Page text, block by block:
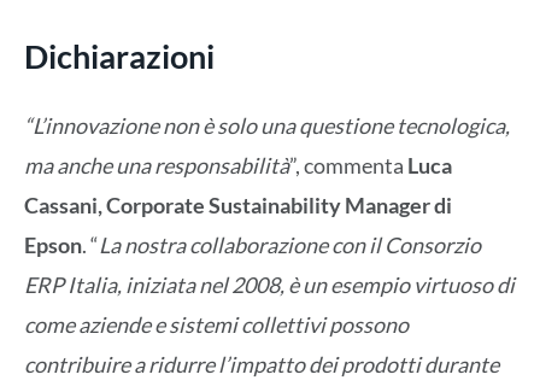
Dichiarazioni
“L’innovazione non è solo una questione tecnologica,
ma anche una responsabilità”, commenta Luca
Cassani, Corporate Sustainability Manager di
Epson. “La nostra collaborazione con il Consorzio
ERP Italia, iniziata nel 2008, è un esempio virtuoso di
come aziende e sistemi collettivi possono
contribuire a ridurre l’impatto dei prodotti durante